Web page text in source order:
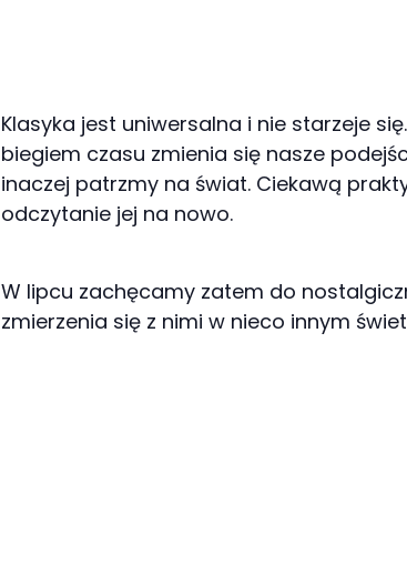
Klasyka jest uniwersalna i nie starzeje
biegiem czasu zmienia się nasze
inaczej patrzmy na świat. Ciekawą
odczytanie jej na nowo.
W lipcu zachęcamy zatem do
zmierzenia się z nimi w nieco innym